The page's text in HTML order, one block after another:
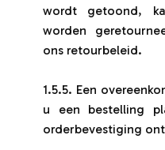
wordt getoond,
worden
ons retourbeleid.
1.5.5. Een
u een bestelling
orderbevestiging